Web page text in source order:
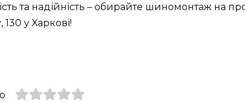
та надійність – обирайте шиномонтаж на
у Харкові!